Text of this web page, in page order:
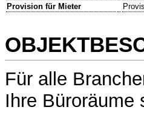
Provision für Mieter
Für alle
Ihre Büroräume